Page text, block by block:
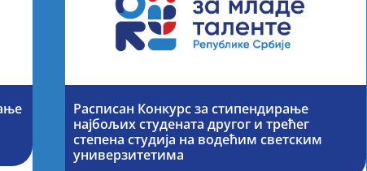
Расписан Конкурс за стипендирање
најбољих студената другог и трећег
степена студија на водећим светским
универзитетима